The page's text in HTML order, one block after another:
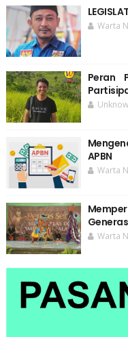
Warta
Peran
APBN
Warta
Warta